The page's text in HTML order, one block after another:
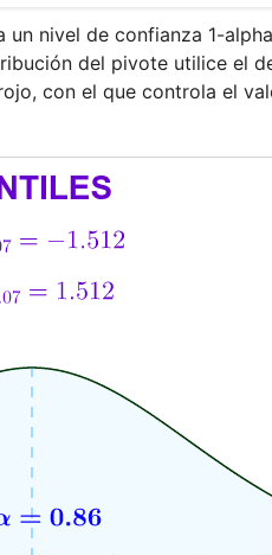
nivel de confianza 1-
del pivote utilice el
con el que controla el